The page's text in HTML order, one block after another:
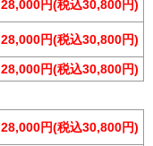
28,000円(税込30,800円)
28,000円(税込30,800円)
28,000円(税込30,800円)
28,000円(税込30,800円)